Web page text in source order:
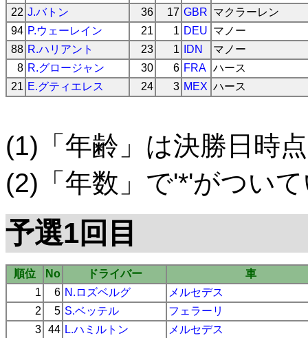
22 J.バトン 36 17 GBR マクラーレン
94 P.ウェーレイン 21 1 DEU マノー
88 R.ハリアント 23 1 IDN
マノー
8 R.グロージャン 30 6 FRA ハース
21 E.グティエレス 24 3 MEX ハース
(1)「年齢」は決勝日時点
(2)「年数」で'*'がつい
予選1回目
順位 No ドライバー
車
1
6 N.ロズベルグ
メルセデス
2
5 S.ベッテル
フェラーリ
3 44 L.ハミルトン
メルセデス